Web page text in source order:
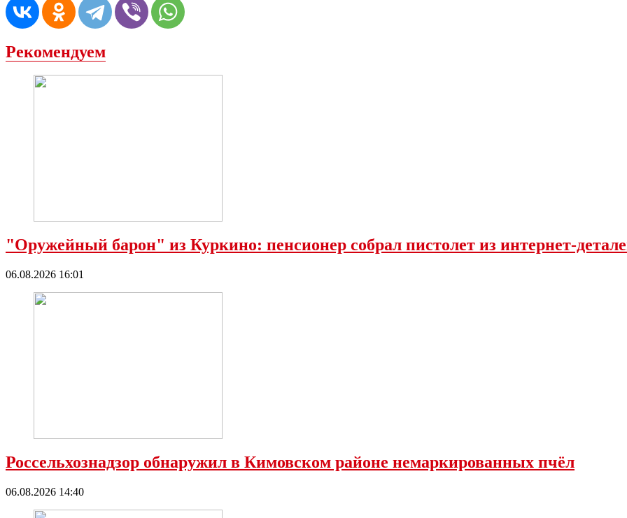
Рекомендуем
"Оружейный барон" из Куркино: пенсионер собрал пистолет из интернет-
06.08.2026 16:01
Россельхознадзор обнаружил в Кимовском районе немаркированных пчёл
06.08.2026 14:40